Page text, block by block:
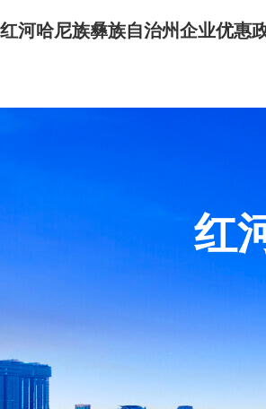
红河哈尼族彝族自治州企业优惠
红